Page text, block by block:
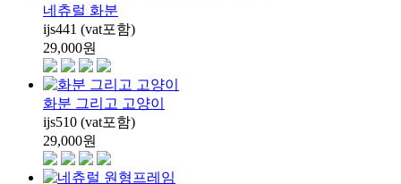
네츄럴 화분
ijs441 (vat포함)
29,000원
화분 그리고 고양이
ijs510 (vat포함)
29,000원